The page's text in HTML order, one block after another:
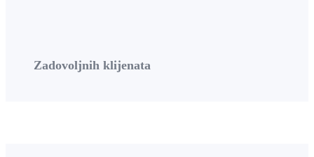
Zadovoljnih klijenata